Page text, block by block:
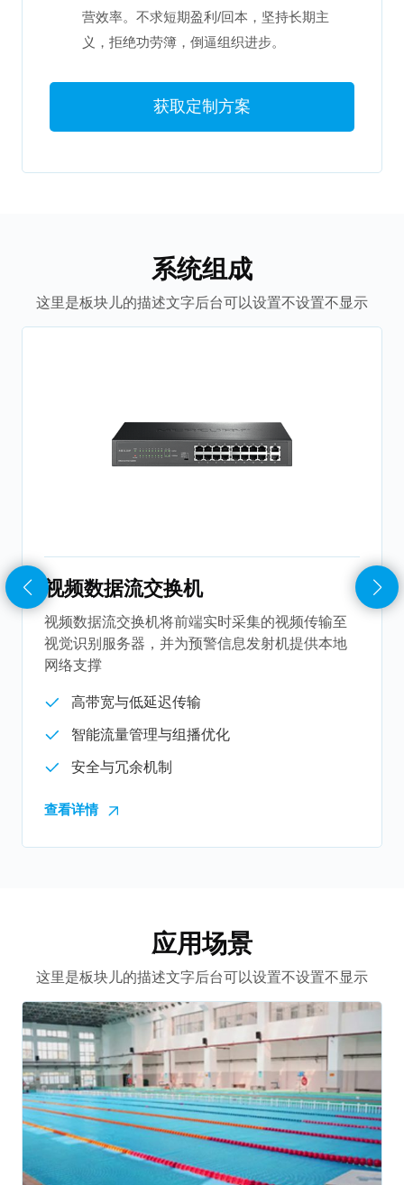
营效率。不求短期盈利/回本，坚持长期主
义，拒绝功劳簿，倒逼组织进步。
获取定制方案
系统组成
这里是板块儿的描述文字后台可以设置不设置不显示
预警信息发射机
预警信息发射机将与救生员手环通讯，发出告警
信息
联动触发与自动化
高可靠与覆盖广
应用场景
这里是板块儿的描述文字后台可以设置不设置不显示